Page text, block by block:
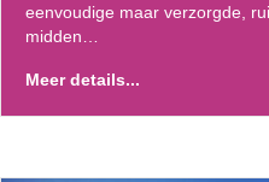
eenvoudige maar verzorgde,
midden…
Meer details...